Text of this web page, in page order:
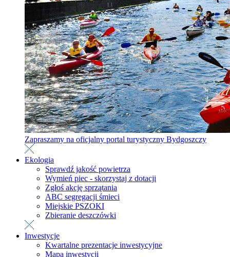
Zapraszamy na oficjalny portal turystyczny Bydgoszczy
Ekologia
Sprawdź jakość powietrza
Wymień piec - skorzystaj z dotacji
Zgłoś akcję sprzątania
ABC segregacji śmieci
Miejskie PSZOKI
Zbieranie deszczówki
Inwestycje
Kwartalne prezentacje inwestycyjne
Mapa inwestycji